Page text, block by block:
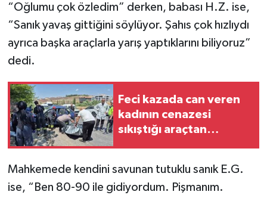
“Oğlumu çok özledim” derken, babası H.Z. ise,
“Sanık yavaş gittiğini söylüyor. Şahıs çok hızlıydı
ayrıca başka araçlarla yarış yaptıklarını biliyoruz”
dedi.
Feci kazada can veren
kadının cenazesi
sıkıştığı araçtan
Mahkemede kendini savunan tutuklu sanık E.G.
ise, “Ben 80-90 ile gidiyordum. Pişmanım.